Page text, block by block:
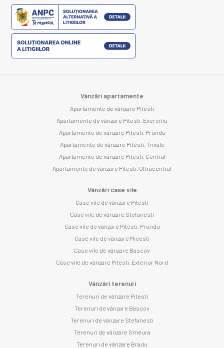
Vânzări apartamente
Apartamente de vânzare Pitesti
Apartamente de vânzare Pitesti, Exercitiu
Apartamente de vânzare Pitesti, Prundu
Apartamente de vânzare Pitesti, Trivale
Apartamente de vânzare Pitesti, Central
Apartamente de vânzare Pitesti, Ultracentral
Vânzări case vile
Case vile de vânzare Pitesti
Case vile de vânzare Stefanesti
Case vile de vânzare Pitesti, Prundu
Case vile de vânzare Micesti
Case vile de vânzare Bascov
Case vile de vânzare Pitesti, Exterior Nord
Vânzări terenuri
Terenuri de vânzare Pitesti
Terenuri de vânzare Bascov
Terenuri de vânzare Stefanesti
Terenuri de vânzare Smeura
Terenuri de vânzare Bradu